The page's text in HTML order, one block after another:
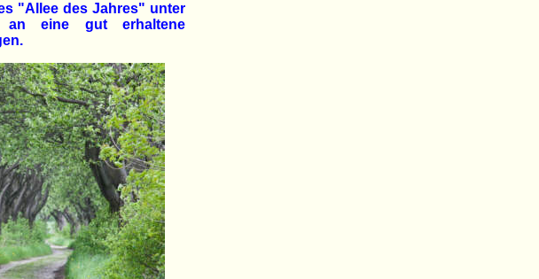
"Allee des Jahres" unter
an eine gut erhaltene